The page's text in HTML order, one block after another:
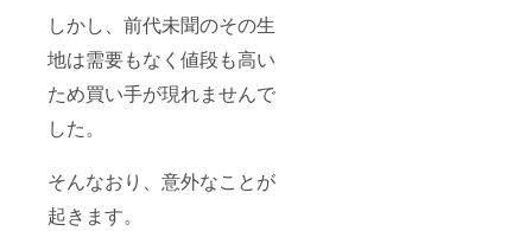
しかし、前代未聞のその生
地は需要もなく値段も高い
ため買い手が現れませんで
した。
そんなおり、意外なことが
起きます。